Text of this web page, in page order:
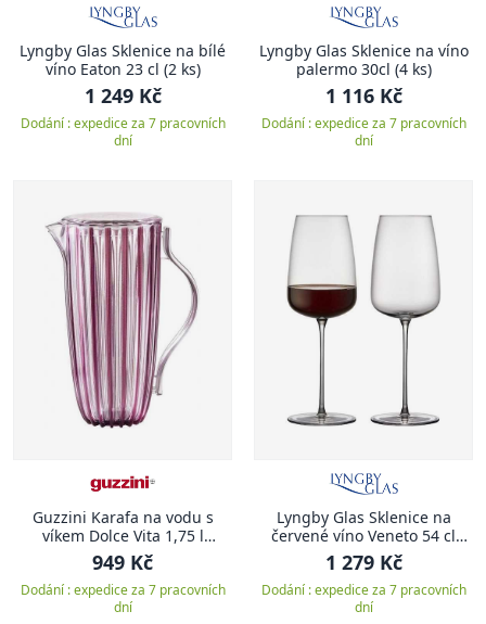
Lyngby Glas Sklenice na bílé
víno Eaton 23 cl (2 ks)
1 249 Kč
Dodání : expedice za 7 pracovních
dní
Lyngby Glas Sklenice na víno
palermo 30cl (4 ks)
1 116 Kč
Dodání : expedice za 7 pracovních
dní
Guzzini Karafa na vodu s
víkem Dolce Vita 1,75 l
Amethyst
949 Kč
Dodání : expedice za 7 pracovních
dní
Lyngby Glas Sklenice na
červené víno Veneto 54 cl
(2ks)
1 279 Kč
Dodání : expedice za 7 pracovních
dní